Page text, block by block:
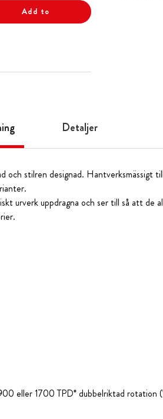
Add to
Detaljer
och stilren designad. Hantverksmässigt
urverk uppdragna och ser till så att de
eller 1700 TPD* dubbelriktad rotation